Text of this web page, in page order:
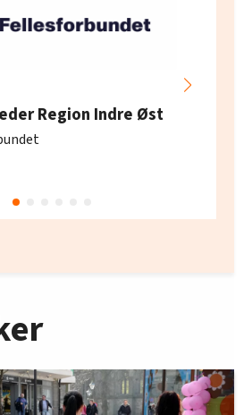
Region Indre Øst